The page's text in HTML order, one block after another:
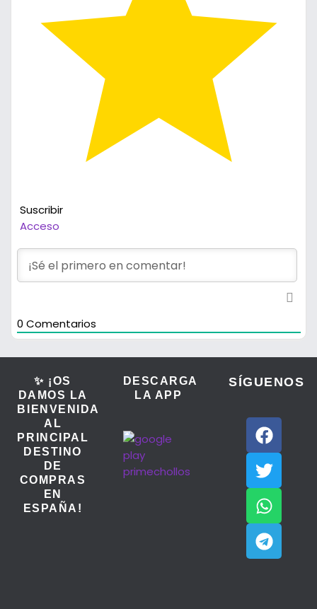
Suscribir
Acceso
0 Comentarios
✨ ¡OS
DAMOS LA
BIENVENIDA
AL
PRINCIPAL
DESTINO
DE
COMPRAS
EN
ESPAÑA!
DESCARGA
LA APP
SÍGUENOS